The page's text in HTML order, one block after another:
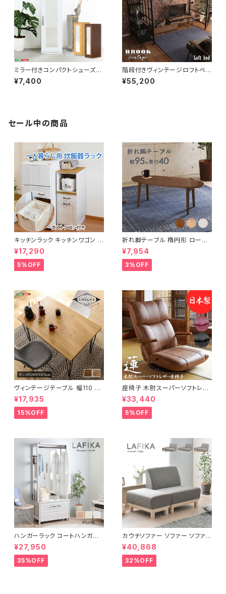
ミラー付きコンパクトシューズラ
ック 幅29 シューズボックス シ
ューズラック 下駄箱 靴箱 玄関
¥7,400
階段付きヴィンテージロフトベッ
ド シングルベッド パイプベッド
ロフトベッド bed ロフト ハシゴ
¥55,200
セール中の商品
キッチンラック キッチンワゴン キ
ャスター付き 収納ラック 一人暮
らし スリムキッチンラック 幅30
cm 完成品
¥17,290
5%OFF
折れ脚テーブル 楕円形 ローテ
ーブル センターテーブル リビン
グテーブル 天然木 幅95 3色展
開
¥7,954
3%OFF
ヴィンテージテーブル 幅110 ダ
イニングテーブル リビングテー
ブル サイドテーブル 新生活 模
様替え
¥17,935
15%OFF
座椅子 木肘スーパーソフトレザ
ー座椅子 リクライニング回転座
椅子 座椅子 父の日 敬老の日
プレゼント 完成品
¥33,440
5%OFF
ハンガーラック コートハンガー
ワードローブ フリーラック クロ
ーゼット 幅80 新生活 一人暮ら
し
¥27,950
35%OFF
カウチソファー ソファー ソファ
オットマン 1.5人掛 け新生活 一
人暮らし 完成品
¥40,868
32%OFF